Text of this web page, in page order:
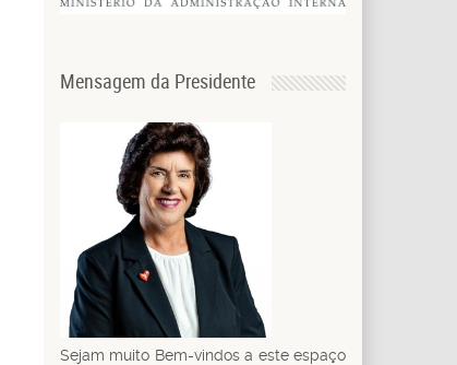
Mensagem da Presidente
Sejam muito Bem-vindos a este espaço